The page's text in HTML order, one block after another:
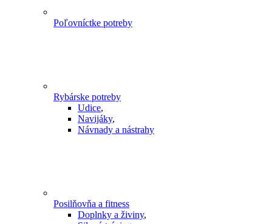
Poľovníctke potreby
Rybárske potreby
Udice,
Navijáky,
Návnady a nástrahy
Posilňovňa a fitness
Doplnky a živiny,